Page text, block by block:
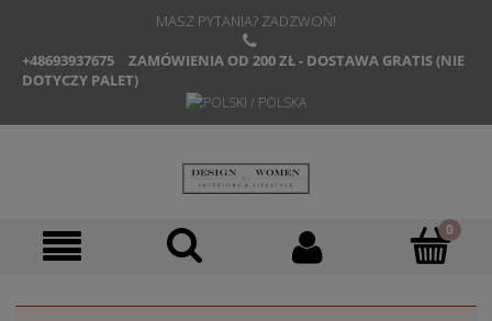
MASZ PYTANIA? ZADZWOŃ!
+48693937675
ZAMÓWIENIA OD 200 ZŁ - DOSTAWA GRATIS (NIE
DOTYCZY PALET)